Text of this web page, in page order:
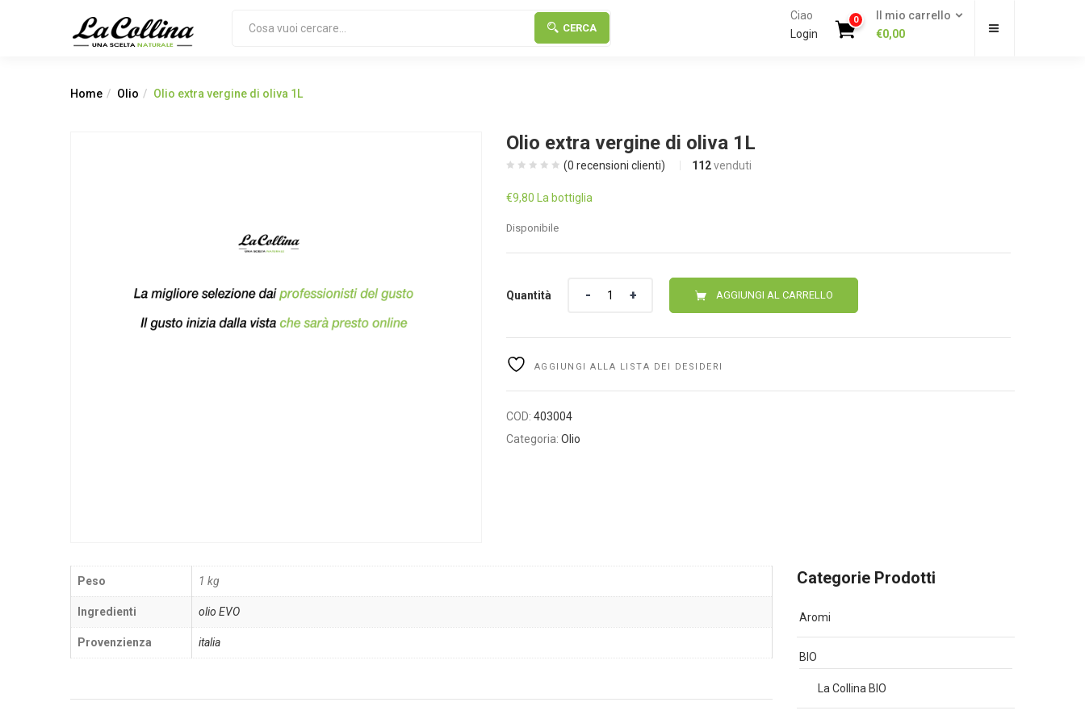
CERCA
Ciao
Login
0
Il mio carrello
€0,00
Home Olio Olio extra vergine di oliva 1L
Olio extra vergine di oliva 1L
(0 recensioni clienti) 112 venduti
€9,80 La bottiglia
Disponibile
Quantità AGGIUNGI AL CARRELLO
AGGIUNGI ALLA LISTA DEI DESIDERI
COD: 403004
Categoria: Olio
Peso 1 kg
Ingredienti olio EVO
Provenzienza italia
Categorie Prodotti
Aromi
BIO
La Collina BIO